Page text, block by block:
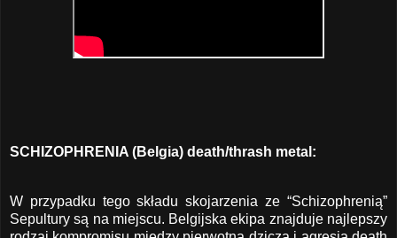
SCHIZOPHRENIA (Belgia) death/thrash metal:
W przypadku tego składu skojarzenia ze “Schizophrenią”
Sepultury są na miejscu. Belgijska ekipa znajduje najlepszy